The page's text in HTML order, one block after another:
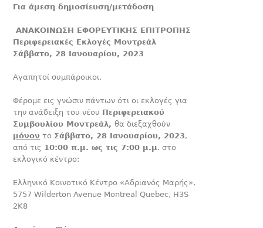
Για άμεση δημοσίευση/μετάδοση
ΑΝΑΚΟΙΝΩΣΗ ΕΦΟΡΕΥΤΙΚΗΣ ΕΠΙΤΡΟΠΗΣ
Περιφερειακές Εκλογές Μοντρεάλ
Σάββατο, 28 Ιανουαρίου, 2023
Αγαπητοί συμπάροικοι.
Φέρομε εις γνώσιν πάντων ότι οι εκλογές για
την ανάδειξη του νέου Περιφερειακού
Συμβουλίου Μοντρεάλ,θα διεξαχθούν
μόνον το Σάββατο, 28 Ιανουαρίου, 2023,
από τις 10:00 π.μ. ως τις 7:00 μ.μ. στο
εκλογικό κέντρο:
Ελληνικό Κοινοτικό Κέντρο «Αδριανός Μαρής»,
5757 Wilderton Avenue Montreal Quebec, H3S
2K8